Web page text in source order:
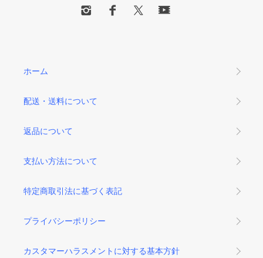
ホーム
配送・送料について
返品について
支払い方法について
特定商取引法に基づく表記
プライバシーポリシー
カスタマーハラスメントに対する基本方針